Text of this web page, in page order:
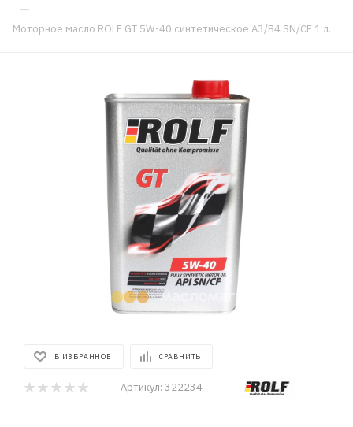
—
Моторное масло ROLF GT 5W-40 синтетическое A3/B4 SN/CF 1 л.
В ИЗБРАННОЕ СРАВНИТЬ
Артикул: 322234